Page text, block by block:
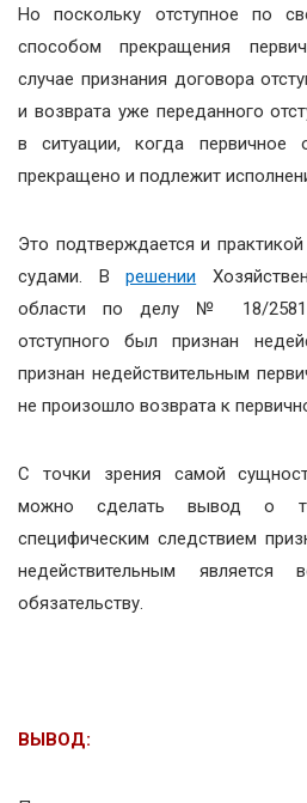
Но поскольку отступное по
способом прекращения
случае признания договора
и возврата уже переданного
в ситуации, когда первичное
прекращено и подлежит
Это подтверждается и
судами. Врешении
области по делу № 18/2581
отступного был признан
признан недействительным
не произошло возврата к
С точки зрения самой
можно сделать вывод о
специфическим следствием
недействительным является
обязательству.
ВЫВОД: